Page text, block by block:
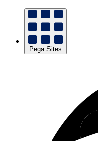
Pega Sites